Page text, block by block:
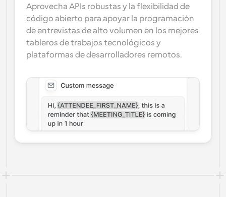
Aprovecha APIs robustas y la flexibilidad de
código abierto para apoyar la programación
de entrevistas de alto volumen en los mejores
tableros de trabajos tecnológicos y
plataformas de desarrolladores remotos.